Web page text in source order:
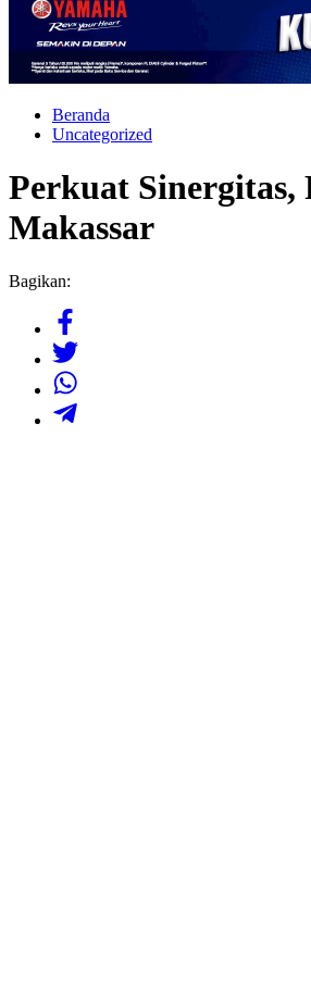
Beranda
Uncategorized
Perkuat Sinergitas,
Makassar
Bagikan: